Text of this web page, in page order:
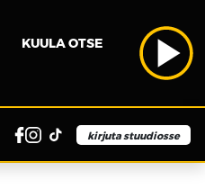
KUULA OTSE
kirjuta stuudiosse